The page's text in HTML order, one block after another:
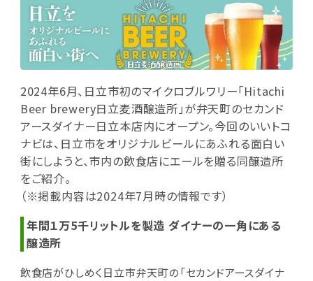
2024年6月、日立市初のマイクロブルワリー「Hitachi
Beer brewery日立麦酒醸造所」が弁天町のセカンド
アースダイナー日立本店内にオープン。今回のいいトコ
ナビは、日立市をオリジナルビールにあふれる面白い
街にしようと、市内の飲食店にエールを贈る同醸造所
をご紹介。
（※掲載内容は2024年7月時の情報です）
年間１万5千リットルを製造 ダイナーの一角にある
醸造所
飲食店がひしめく日立市弁天町の「セカンドアースダイナ